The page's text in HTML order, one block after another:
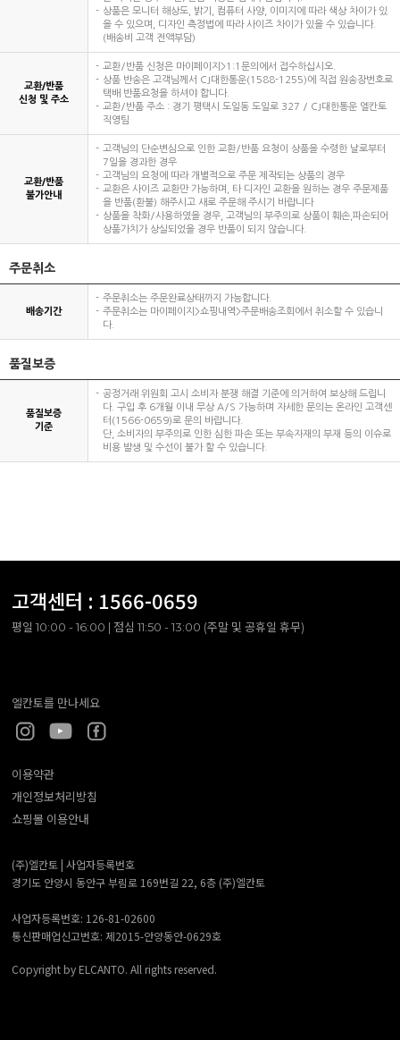
상품은 모니터 해상도, 밝기, 컴퓨터 사양, 이미지에 따라 색상 차이가 있
을 수 있으며, 디자인 측정법에 따라 사이즈 차이가 있을 수 있습니다.
(배송비 고객 전액부담)
교환/반품
신청 및 주소
교환/반품 신청은 마이페이지>1:1문의에서 접수하십시오.
상품 반송은 고객님께서 CJ대한통운(1588-1255)에 직접 원송장번호로
택배 반품요청을 하셔야 합니다.
교환/반품 주소 : 경기 평택시 도일동 도일로 327 / CJ대한통운 엘칸토
직영팀
교환/반품
불가안내
고객님의 단순변심으로 인한 교환/반품 요청이 상품을 수령한 날로부터
7일을 경과한 경우
고객님의 요청에 따라 개별적으로 주문 제작되는 상품의 경우
교환은 사이즈 교환만 가능하며, 타 디자인 교환을 원하는 경우 주문제품
을 반품(환불) 해주시고 새로 주문해 주시기 바랍니다
상품을 착화/사용하였을 경우, 고객님의 부주의로 상품이 훼손,파손되어
상품가치가 상실되었을 경우 반품이 되지 않습니다.
주문취소
배송기간
주문취소는 주문완료상태까지 가능합니다.
주문취소는 마이페이지>쇼핑내역>주문배송조회에서 취소할 수 있습니
다.
품질보증
품질보증
기준
공정거래 위원회 고시 소비자 분쟁 해결 기준에 의거하여 보상해 드립니
다. 구입 후 6개월 이내 무상 A/S 가능하며 자세한 문의는 온라인 고객센
터(1566-0659)로 문의 바랍니다.
단, 소비자의 부주의로 인한 심한 파손 또는 부속자재의 부재 등의 이슈로
비용 발생 및 수선이 불가 할 수 있습니다.
고객센터 : 1566-0659
평일 10:00 - 16:00 | 점심 11:50 - 13:00 (주말 및 공휴일 휴무)
엘칸토를 만나세요
이용약관
개인정보처리방침
쇼핑몰 이용안내
(주)엘칸토 | 사업자등록번호
경기도 안양시 동안구 부림로 169번길 22, 6층 (주)엘칸토
사업자등록번호: 126-81-02600
통신판매업신고번호: 제2015-안양동안-0629호
Copyright by ELCANTO. All rights reserved.